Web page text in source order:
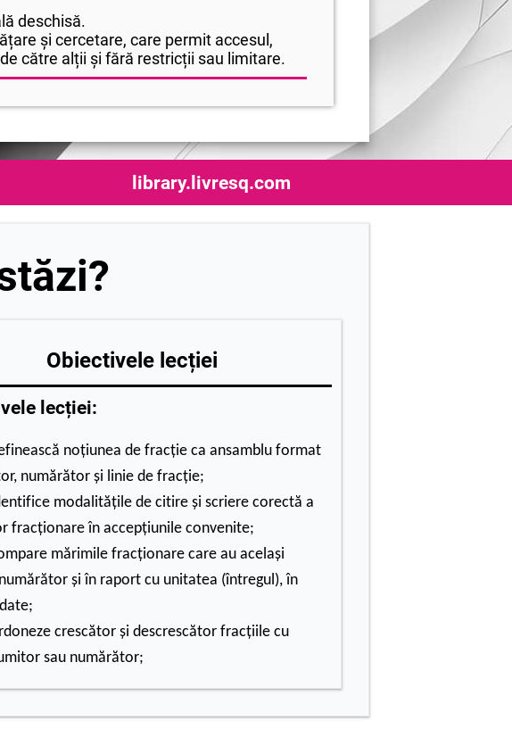
deschisă.
și cercetare, care permit accesul,
către alții și fără restricții sau limitare.
library.livresq.com
Obiectivele lecției
lecției:
noţiunea de fracţie ca ansamblu format
numărător şi linie de fracţie;
modalităţile de citire şi scriere corectă a
fracţionare în accepţiunile convenite;
mărimile fracţionare care au acelaşi
şi în raport cu unitatea (întregul), în
crescător şi descrescător fracţiile cu
sau numărător;